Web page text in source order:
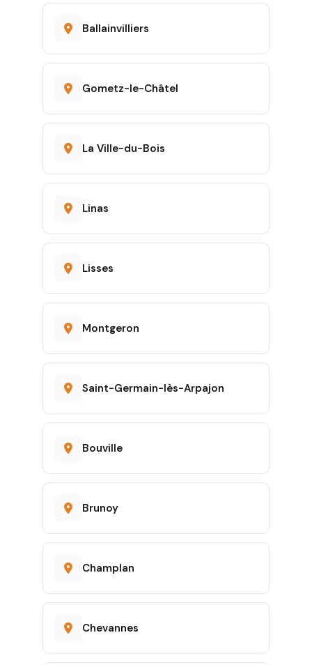
Ballainvilliers
Gometz-le-Châtel
La Ville-du-Bois
Linas
Lisses
Montgeron
Saint-Germain-lès-Arpajon
Bouville
Brunoy
Champlan
Chevannes